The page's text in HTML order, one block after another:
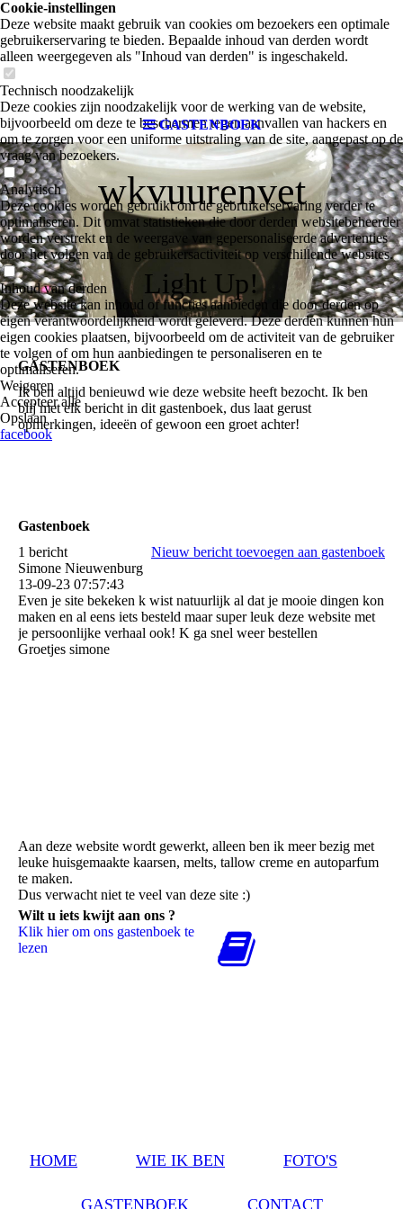
GASTENBOEK
wkvuurenvet
Light Up!
GASTENBOEK
Ik ben altijd benieuwd wie deze website heeft bezocht. Ik ben
blij met elk bericht in dit gastenboek, dus laat gerust
opmerkingen, ideeën of gewoon een groet achter!
Gastenboek
1 bericht
Nieuw bericht toevoegen aan gastenboek
Simone Nieuwenburg
13-09-23 07:57:43
Even je site bekeken k wist natuurlijk al dat je mooie dingen kon
maken en al eens iets besteld maar super leuk deze website met
je persoonlijke verhaal ook! K ga snel weer bestellen
Groetjes simone
Aan deze website wordt gewerkt, alleen ben ik meer bezig met
leuke huisgemaakte kaarsen, melts, tallow creme en autoparfum
te maken.
Dus verwacht niet te veel van deze site :)
Wilt u iets kwijt aan ons ?
Klik hier om ons gastenboek te
lezen
HOME WIE IK BEN FOTO'S
GASTENBOEK CONTACT
Cookie-instellingen
Deze website maakt gebruik van cookies om bezoekers een optimale
gebruikerservaring te bieden. Bepaalde inhoud van derden wordt
alleen weergegeven als "Inhoud van derden" is ingeschakeld.
Technisch noodzakelijk
Deze cookies zijn noodzakelijk voor de werking van de website,
bijvoorbeeld om deze te beschermen tegen aanvallen van hackers en
om te zorgen voor een uniforme uitstraling van de site, aangepast op de
vraag van bezoekers.
Analytisch
Deze cookies worden gebruikt om de gebruikerservaring verder te
optimaliseren. Dit omvat statistieken die door derden websitebeheerder
worden verstrekt en de weergave van gepersonaliseerde advertenties
door het volgen van de gebruikersactiviteit op verschillende websites.
Inhoud van derden
Deze website kan inhoud of functies aanbieden die door derden op
eigen verantwoordelijkheid wordt geleverd. Deze derden kunnen hun
eigen cookies plaatsen, bijvoorbeeld om de activiteit van de gebruiker
te volgen of om hun aanbiedingen te personaliseren en te
optimaliseren.
Weigeren
Accepteer alle
Opslaan
facebook